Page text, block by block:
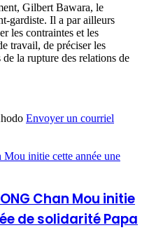
Gilbert Bawara, le
gardiste. Il a par ailleurs
les contraintes et les
travail, de préciser les
la rupture des relations de
Envoyer un courriel
initie cette année une
Chan Mou initie
de solidarité Papa